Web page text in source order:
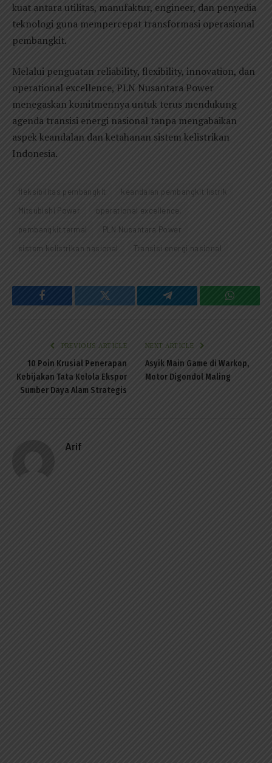
kuat antara utilitas, manufaktur, engineer, dan penyedia
teknologi guna mempercepat transformasi operasional
pembangkit.
Melalui penguatan reliability, flexibility, innovation, dan
operational excellence, PLN Nusantara Power
menegaskan komitmennya untuk terus mendukung
agenda transisi energi nasional tanpa mengabaikan
aspek keandalan dan ketahanan sistem kelistrikan
Indonesia.
fleksibilitas pembangkit
keandalan pembangkit listrik
Mitsubishi Power
operational excellence.
pembangkit termal
PLN Nusantara Power
sistem kelistrikan nasional
Transisi energi nasional
Facebook Twitter Telegram
PREVIOUS ARTICLE
10 Poin Krusial Penerapan
Kebijakan Tata Kelola Ekspor
Sumber Daya Alam Strategis
NEXT ARTICLE
Asyik Main Game di Warkop,
Motor Digondol Maling
Arif